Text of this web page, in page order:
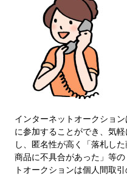
インターネットオークショ
に参加することができ、気
し、匿名性が高く「落札し
商品に不具合があった」等
トオークションは個人間取